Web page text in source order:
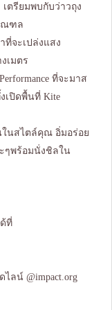
ตรียมพบกับว่าวถุง
ณฑล
ที่จะเปล่งแสง
เมตร
ที่จะมาส
เปิดพื้นที่ Kite
ในสไตล์คุณ อิ่มอร่อย
ๆพร้อมนั่งชิลใน
ที่
ลน์ @impact.org